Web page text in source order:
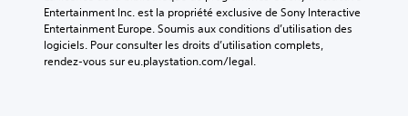
Entertainment Inc. est la propriété exclusive de Sony Interactive
Entertainment Europe. Soumis aux conditions d’utilisation des
logiciels. Pour consulter les droits d’utilisation complets,
rendez-vous sur eu.playstation.com/legal.